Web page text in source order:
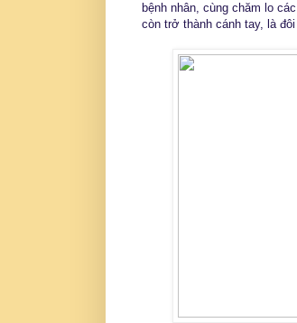
bệnh nhân, cùng chăm lo
còn trở thành cánh tay, là